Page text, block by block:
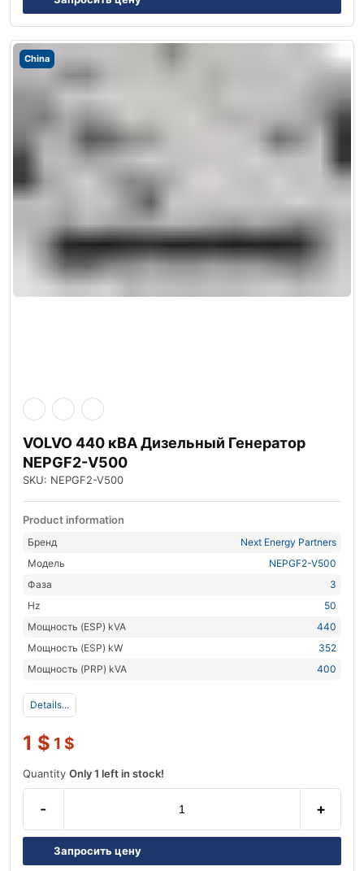
China
VOLVO 440 кВА Дизельный Генератор
NEPGF2-V500
SKU: NEPGF2-V500
Product information
Бренд
Next Energy Partners
Модель
NEPGF2-V500
Фаза
3
Hz
50
Мощность (ESP) kVA
440
Мощность (ESP) kW
352
Мощность (PRP) kVA
400
Details...
1 $ 1 $
Quantity Only 1 left in stock!
- +
Запросить цену